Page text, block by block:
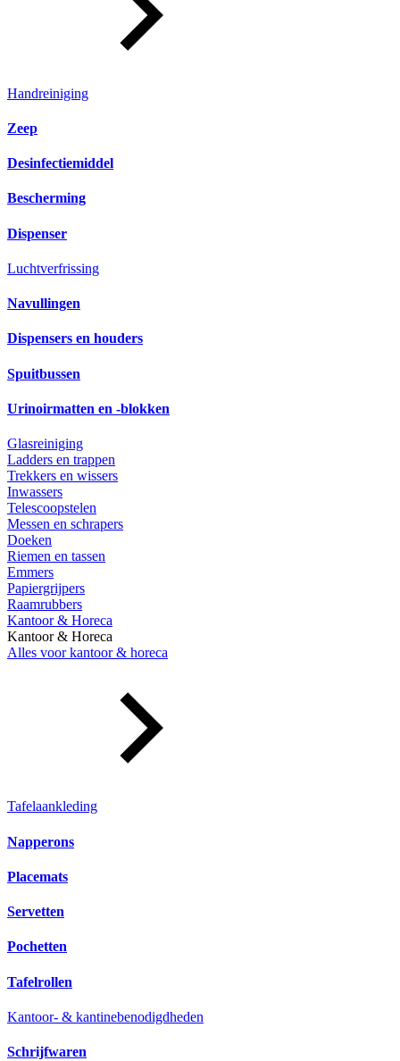
Handreiniging
Zeep
Desinfectiemiddel
Bescherming
Dispenser
Luchtverfrissing
Navullingen
Dispensers en houders
Spuitbussen
Urinoirmatten en -blokken
Glasreiniging
Ladders en trappen
Trekkers en wissers
Inwassers
Telescoopstelen
Messen en schrapers
Doeken
Riemen en tassen
Emmers
Papiergrijpers
Raamrubbers
Kantoor & Horeca
Kantoor & Horeca
Alles voor kantoor & horeca
Tafelaankleding
Napperons
Placemats
Servetten
Pochetten
Tafelrollen
Kantoor- & kantinebenodigdheden
Schrijfwaren